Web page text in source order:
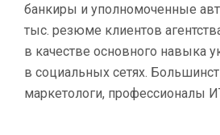
банкиры и уполномоченные
тыс. резюме клиентов
в качестве основного навыка
в социальных сетях.
маркетологи, профессионалы